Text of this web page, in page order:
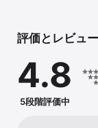
ルフィア、コネチ
−−−−機能−−−−
TodayTixは今まで
率的に実現しました
評価とレビュー
4.8
5段階評価中